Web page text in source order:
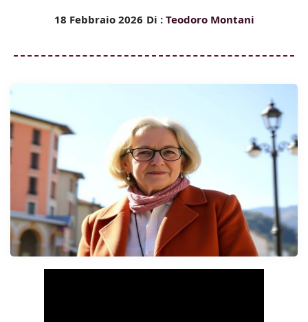
18 Febbraio 2026 Di : Teodoro Montani